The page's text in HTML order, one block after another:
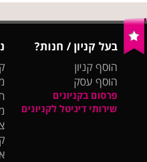
בעל קניון / חנות?
הוסף קניון
הוסף עסק
פרסום בקניונים
שירותי דיגיטל לקניונים